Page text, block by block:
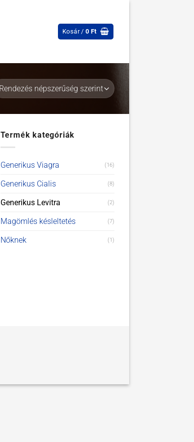
Kosár /0 Ft
Termék kategóriák
Generikus Viagra (16)
Generikus Cialis (8)
Generikus Levitra (2)
Magömlés késleltetés (7)
Nőknek (1)